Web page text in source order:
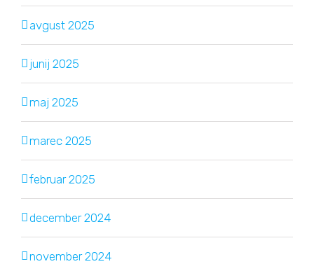
avgust 2025
junij 2025
maj 2025
marec 2025
februar 2025
december 2024
november 2024